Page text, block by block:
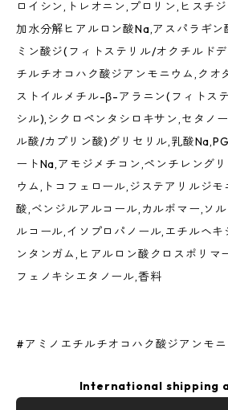
ロイシン,トレオニン,プロリン,ヒスチ
加水分解ヒアルロン酸Na,アスパラギン
ミン酸ジ(フィトステリル/オクチルド
チルチオコハク酸ジアンモニウム,クオ
ストイルメチル-β-アラニン(フィトス
シル),シクロペンタシロキサン,セタノ
ル酸/カプリン酸)グリセリル,乳酸
ートNa,アモジメチコン,ペンチレング
ウム,トコフェロール,ジステアリルジ
酸,ベンジルアルコール,カルボマー,ソ
ルコール,イソプロパノール,エチルヘ
ンタンガム,ヒアルロン酸クロスポリ
フェノキシエタノール,香料
#アミノエチルチオコハク酸ジアンモニ
International shipping